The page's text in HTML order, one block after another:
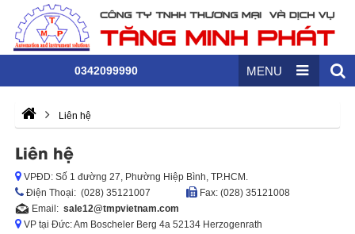
0342099990 MENU
Liên hệ
Liên hệ
VPĐD: Số 1 đường 27, Phường Hiệp Bình, TP.HCM.
Ðiện Thoại: (028) 35121007
Fax: (028) 35121008
Email: sale12@tmpvietnam.com
VP tại Đức: Am Boscheler Berg 4a 52134 Herzogenrath